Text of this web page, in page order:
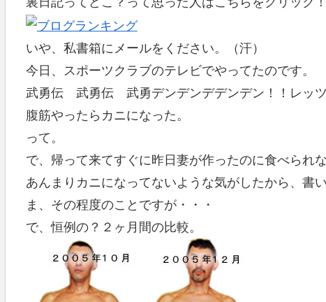
いや、私書箱にメールをください。（汗）
今日、スポーツクラブのテレビでやってたのです。
武勇伝 武勇伝 武勇デンデンデデンデン！！レッツ
腹筋やったらカニになった。
って。
で、帰って来てすぐに昨日妻が作ったのに食べられ
あんまりカニになってないような気がしたから、書
ま、その程度のことですが・・・
で、恒例の？２ヶ月間の比較。